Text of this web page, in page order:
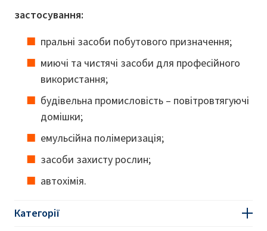
застосування:
пральні засоби побутового призначення;
миючі та чистячі засоби для професійного
використання;
будівельна промисловість – повітровтягуючі
домішки;
емульсійна полімеризація;
засоби захисту рослин;
автохімія.
Категорії